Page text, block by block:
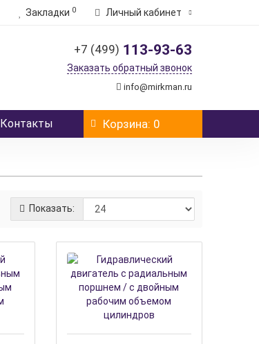
Закладки 0 Личный кабинет
+7 (499) 113-93-63
Заказать обратный звонок
info@mirkman.ru
Контакты Корзина: 0
Показать: